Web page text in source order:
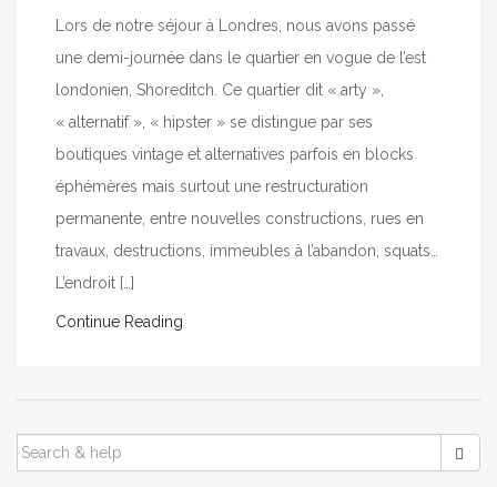
Lors de notre séjour à Londres, nous avons passé
une demi-journée dans le quartier en vogue de l’est
londonien, Shoreditch. Ce quartier dit « arty »,
« alternatif », « hipster » se distingue par ses
boutiques vintage et alternatives parfois en blocks
éphémères mais surtout une restructuration
permanente, entre nouvelles constructions, rues en
travaux, destructions, immeubles à l’abandon, squats…
L’endroit […]
Continue Reading
SEARCH
FOR: